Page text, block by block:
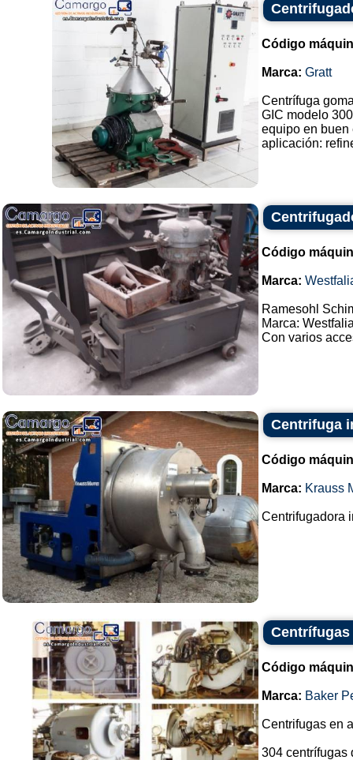
Código
Marca: Gratt
Centrífuga
GIC modelo
equipo en buen
aplicación:
Código
Marca:
Ramesohl
Marca:
Con varios
Centrifuga
Código
Marca: Krauss
Centrifugadora
Código
Marca: Baker
Centrifugas en
304 centrífugas